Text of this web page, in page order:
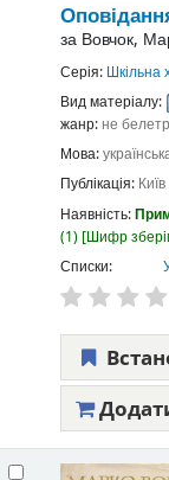
за Вовчок,
Серія: Шкільна
Вид матеріалу:
жанр:не
Мова:
Публікація: Київ
Наявність:
(1) Шифр
Списки: